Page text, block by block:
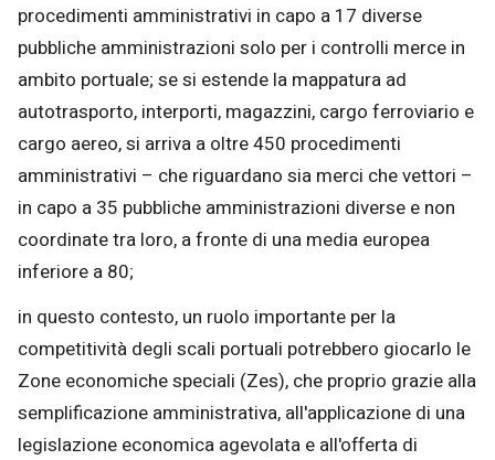
procedimenti amministrativi in capo a 17 diverse
pubbliche amministrazioni solo per i controlli merce in
ambito portuale; se si estende la mappatura ad
autotrasporto, interporti, magazzini, cargo ferroviario e
cargo aereo, si arriva a oltre 450 procedimenti
amministrativi – che riguardano sia merci che vettori –
in capo a 35 pubbliche amministrazioni diverse e non
coordinate tra loro, a fronte di una media europea
inferiore a 80;
in questo contesto, un ruolo importante per la
competitività degli scali portuali potrebbero giocarlo le
Zone economiche speciali (Zes), che proprio grazie alla
semplificazione amministrativa, all'applicazione di una
legislazione economica agevolata e all'offerta di